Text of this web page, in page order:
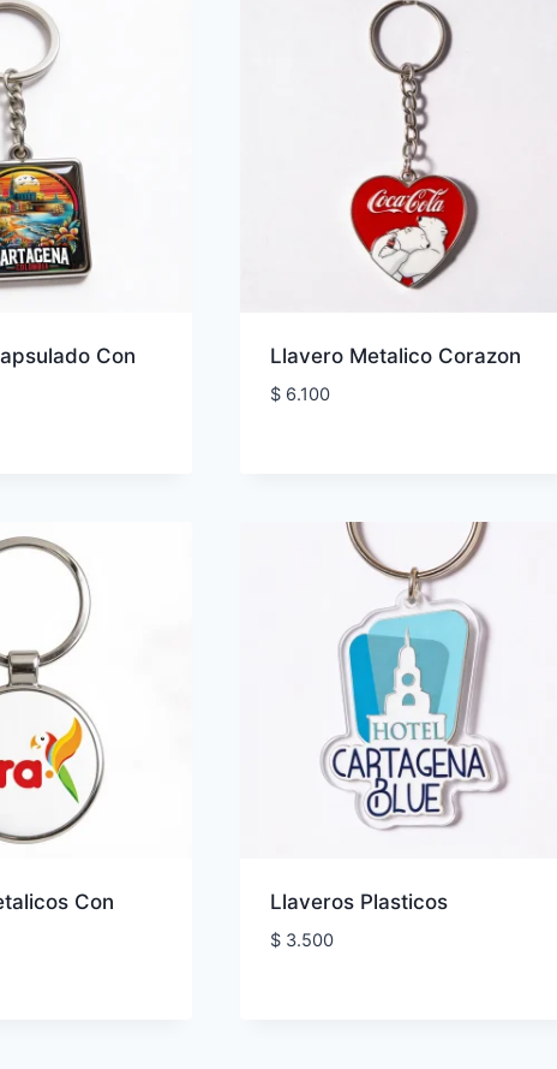
Con
Llavero Metalico Corazon
$6.100
Con
Llaveros Plasticos
$3.500